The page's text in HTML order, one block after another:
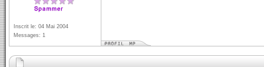
Inscrit le: 04 Mai 2004
Messages: 1